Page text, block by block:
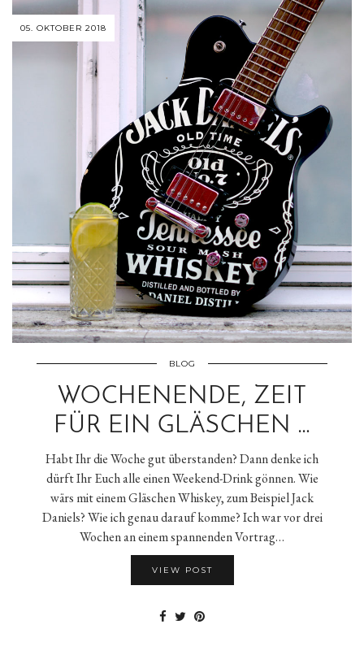
05. OKTOBER 2018
BLOG
WOCHENENDE, ZEIT
FÜR EIN GLÄSCHEN …
Habt Ihr die Woche gut überstanden? Dann denke ich
dürft Ihr Euch alle einen Weekend-Drink gönnen. Wie
wärs mit einem Gläschen Whiskey, zum Beispiel Jack
Daniels? Wie ich genau darauf komme? Ich war vor drei
Wochen an einem spannenden Vortrag…
VIEW POST